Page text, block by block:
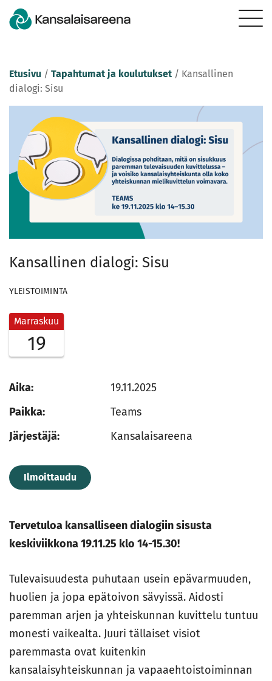
Etusivu / Tapahtumat ja koulutukset / Kansallinen
dialogi: Sisu
Kansallinen dialogi: Sisu
YLEISTOIMINTA
Marraskuu
19
Aika:
19.11.2025
Paikka:
Teams
Järjestäjä:
Kansalaisareena
Ilmoittaudu
Tervetuloa kansalliseen dialogiin sisusta
keskiviikkona 19.11.25 klo 14-15.30!
Tulevaisuudesta puhutaan usein epävarmuuden,
huolien ja jopa epätoivon sävyissä. Aidosti
paremman arjen ja yhteiskunnan kuvittelu tuntuu
monesti vaikealta. Juuri tällaiset visiot
paremmasta ovat kuitenkin
kansalaisyhteiskunnan ja vapaaehtoistoiminnan